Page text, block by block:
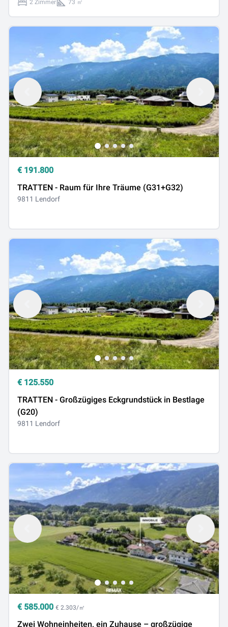
2 Zimmer 73 ㎡
€ 191.800
TRATTEN - Raum für Ihre Träume (G31+G32)
9811 Lendorf
€ 125.550
TRATTEN - Großzügiges Eckgrundstück in Bestlage
(G20)
9811 Lendorf
€ 585.000 € 2.303/㎡
Zwei Wohneinheiten, ein Zuhause – großzügige